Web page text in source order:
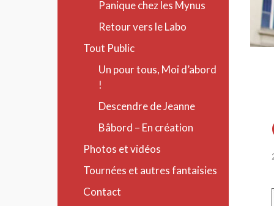
Panique chez les Mynus
Retour vers le Labo
Tout Public
Un pour tous, Moi d’abord
!
Descendre de Jeanne
Bâbord – En création
Photos et vidéos
Tournées et autres fantaisies
Contact